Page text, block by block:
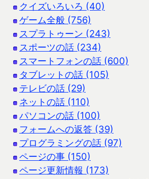
クイズいろいろ (40)
ゲーム全般 (756)
スプラトゥーン (243)
スポーツの話 (234)
スマートフォンの話 (600)
タブレットの話 (105)
テレビの話 (29)
ネットの話 (110)
パソコンの話 (100)
フォームへの返答 (39)
プログラミングの話 (97)
ページの事 (150)
ページ更新情報 (173)